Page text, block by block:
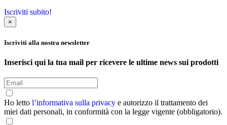
Iscriviti subito!
×
Iscriviti alla nostra newsletter
Inserisci qui la tua mail per ricevere le ultime news sui prodotti
Ho letto l’informativa sulla privacy e autorizzo il trattamento dei
miei dati personali, in conformità con la legge vigente (obbligatorio).